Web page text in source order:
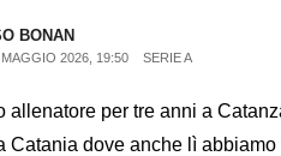
BONAN
2026, 19:50 SERIE A
allenatore per tre anni a
Catania dove anche lì